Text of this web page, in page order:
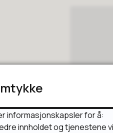
informasjonskapsler for å:
innholdet og tjenestene